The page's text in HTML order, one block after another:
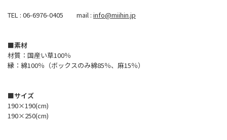
TEL : 06-6976-0405 mail : info@miihin.jp
■素材
材質：国産い草100％
縁：綿100％（ボックスのみ綿85％、麻15％）
■サイズ
190×190(cm)
190×250(cm)